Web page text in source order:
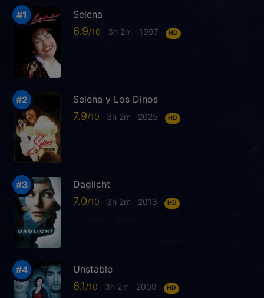
Selena
6.9 3h 2m 1997 HD
Selena y Los Dinos
7.9 3h 2m 2025 HD
Daglicht
7.0 3h 2m 2013 HD
Unstable
6.1 3h 2m 2009 HD